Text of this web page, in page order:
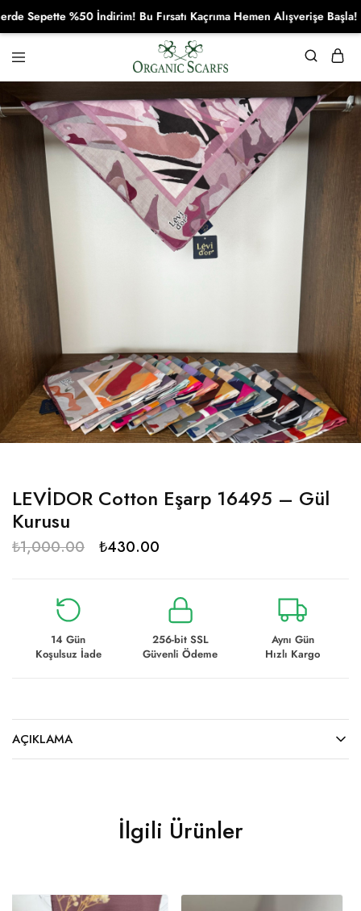
Organikscarf
LEVİDOR Cotton Eşarp 16495 – Gül
Kurusu
₺1,000.00 ₺430.00
14 Gün
Koşulsuz İade
256-bit SSL
Güvenli Ödeme
Aynı Gün
Hızlı Kargo
AÇIKLAMA
İlgili Ürünler
%50 İndirim! Bu Fırsatı Kaçrıma Hemen Alışverişe Başla!